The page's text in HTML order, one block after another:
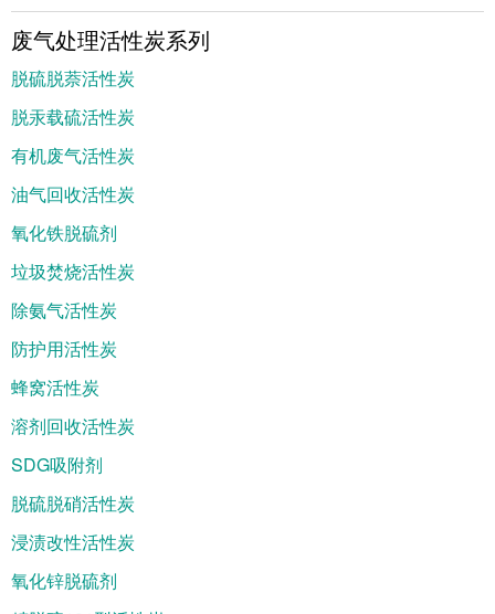
废气处理活性炭系列
脱硫脱萘活性炭
脱汞载硫活性炭
有机废气活性炭
油气回收活性炭
氧化铁脱硫剂
垃圾焚烧活性炭
除氨气活性炭
防护用活性炭
蜂窝活性炭
溶剂回收活性炭
SDG吸附剂
脱硫脱硝活性炭
浸渍改性活性炭
氧化锌脱硫剂